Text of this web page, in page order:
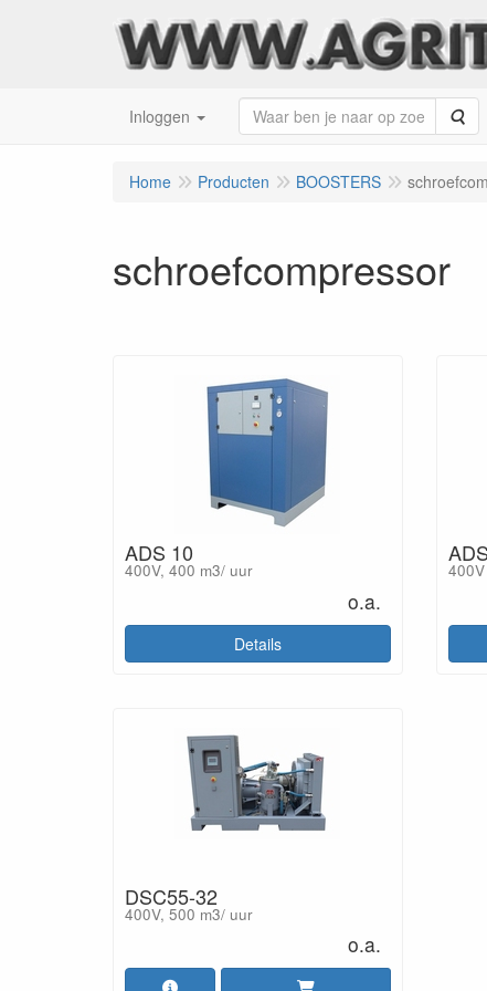
Inloggen
Home Producten BOOSTERS
schroefcompressor
ADS 10
400V, 400 m3/ uur
o.a.
Details
DSC55-32
400V, 500 m3/ uur
o.a.